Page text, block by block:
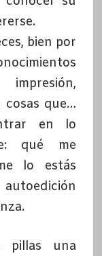
bien por
impresión,
cosas que…
en lo
qué me
lo estás
pillas una